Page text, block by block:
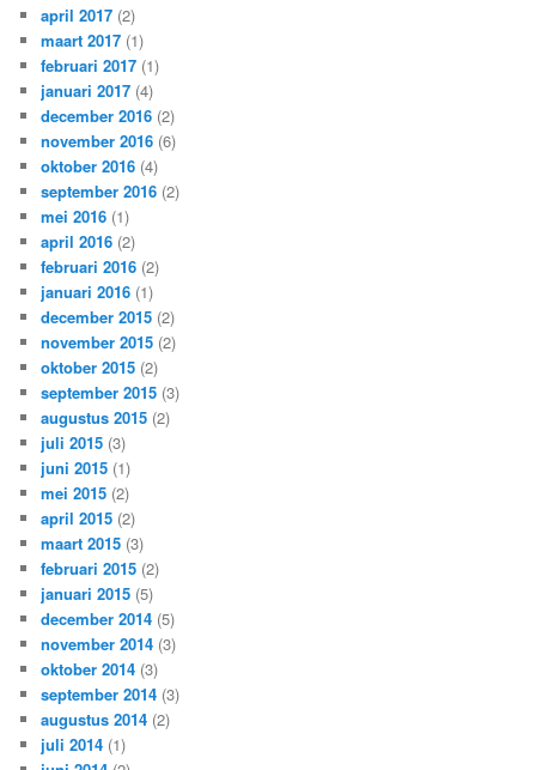
april 2017 (2)
maart 2017 (1)
februari 2017 (1)
januari 2017 (4)
december 2016 (2)
november 2016 (6)
oktober 2016 (4)
september 2016 (2)
mei 2016 (1)
april 2016 (2)
februari 2016 (2)
januari 2016 (1)
december 2015 (2)
november 2015 (2)
oktober 2015 (2)
september 2015 (3)
augustus 2015 (2)
juli 2015 (3)
juni 2015 (1)
mei 2015 (2)
april 2015 (2)
maart 2015 (3)
februari 2015 (2)
januari 2015 (5)
december 2014 (5)
november 2014 (3)
oktober 2014 (3)
september 2014 (3)
augustus 2014 (2)
juli 2014 (1)